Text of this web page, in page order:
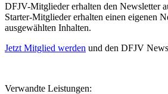
DFJV-Mitglieder erhalten den Newsletter
Starter-Mitglieder erhalten einen eigenen
ausgewählten Inhalten.
Jetzt Mitglied werden und den DFJV
Verwandte Leistungen: